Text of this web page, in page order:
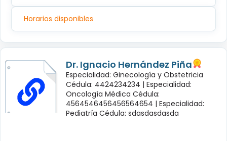
Horarios disponibles
Dr. Ignacio Hernández Piña
Especialidad: Ginecología y Obstetricia
Cédula: 4424234234 | Especialidad:
Oncología Médica Cédula:
4564546456456564654 | Especialidad:
Pediatría Cédula: sdasdasdasda